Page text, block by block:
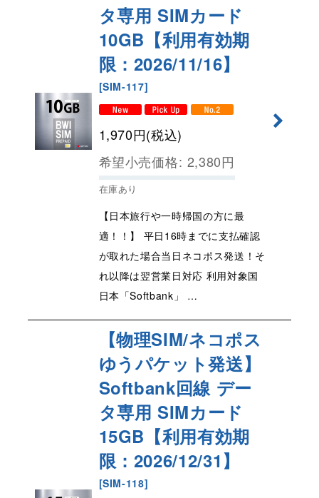
タ専用 SIMカード
10GB【利用有効期
限：2026/11/16】
[SIM-117]
1,970円(税込)
希望小売価格: 2,380円
在庫あり
【日本旅行や一時帰国の方に最
適！！】 平日16時までに支払確認
が取れた場合当日ネコポス発送！そ
れ以降は翌営業日対応 利用対象国
日本「Softbank」 …
【物理SIM/ネコポス
ゆうパケット発送】
Softbank回線 デー
タ専用 SIMカード
15GB【利用有効期
限：2026/12/31】
[SIM-118]